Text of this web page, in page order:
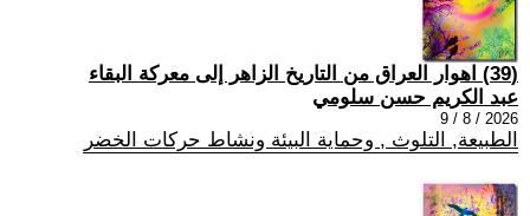
(39) اهوار العراق من التاريخ الزاهر إلى معركة البقاء
عبد الكريم حسن سلومي
2026 / 8 / 9
الطبيعة, التلوث , وحماية البيئة ونشاط حركات الخضر